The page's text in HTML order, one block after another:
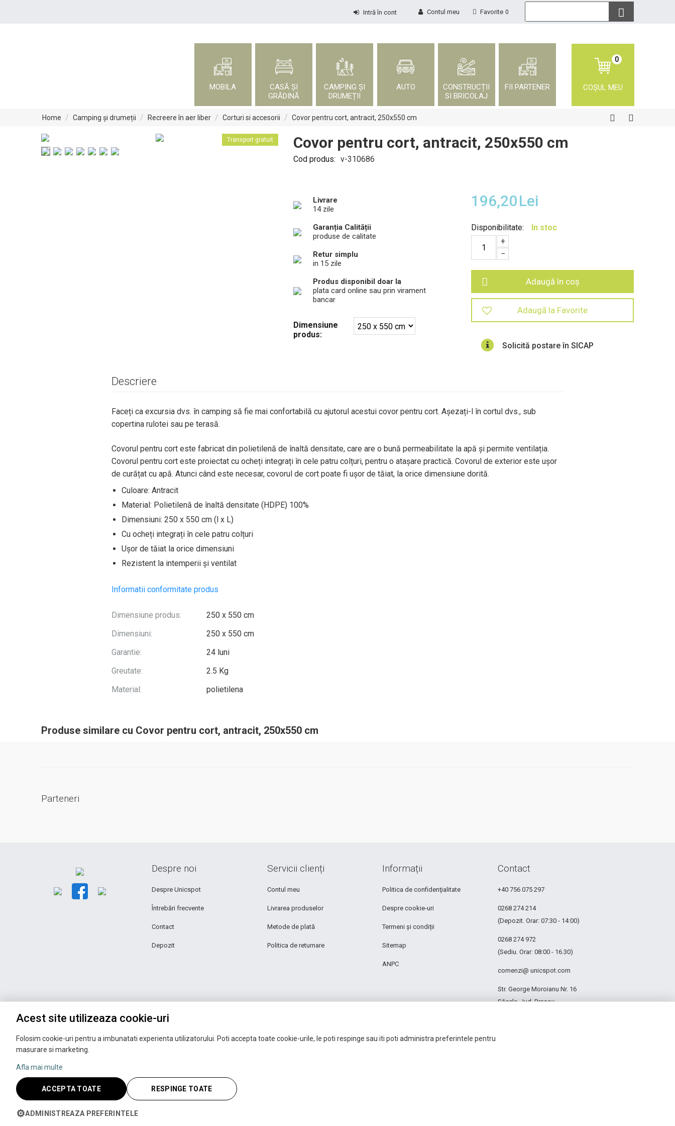
Favorite 0
Contul meu
Intră în cont
MOBILA
CASĂ ȘI
GRĂDINĂ
CAMPING ȘI
DRUMEȚII
AUTO
CONSTRUCȚII
SI BRICOLAJ
FII PARTENER
0
COȘUL MEU
Home / Camping și drumeții / Recreere în aer liber / Corturi si accesorii / Covor pentru cort, antracit, 250x550 cm
Transport gratuit Covor pentru cort, antracit, 250x550 cm
Cod produs: v-310686
Livrare
14 zile
Garanția Calității
produse de calitate
Retur simplu
in 15 zile
Produs disponibil doar la
plata card online sau prin virament
bancar
Dimensiune
produs:
196,20Lei
Disponibilitate:
In stoc
+
−
Adaugă în coș
Adaugă la Favorite
Solicită postare în SICAP
Descriere
Faceți ca excursia dvs. în camping să fie mai confortabilă cu ajutorul acestui covor pentru cort. Așezați-l în cortul dvs., sub
copertina rulotei sau pe terasă.
Covorul pentru cort este fabricat din polietilenă de înaltă densitate, care are o bună permeabilitate la apă și permite ventilația.
Covorul pentru cort este proiectat cu ocheți integrați în cele patru colțuri, pentru o atașare practică. Covorul de exterior este ușor
de curățat cu apă. Atunci când este necesar, covorul de cort poate fi ușor de tăiat, la orice dimensiune dorită.
Culoare: Antracit
Material: Polietilenă de înaltă densitate (HDPE) 100%
Dimensiuni: 250 x 550 cm (l x L)
Cu ocheți integrați în cele patru colțuri
Ușor de tăiat la orice dimensiuni
Rezistent la intemperii și ventilat
Informatii conformitate produs
Dimensiune produs:
250 x 550 cm
Dimensiuni:
250 x 550 cm
Garantie:
24 luni
Greutate:
2.5 Kg
Material:
polietilena
Produse similare cu Covor pentru cort, antracit, 250x550 cm
Parteneri
Despre noi
Despre Unicspot
Întrebări frecvente
Contact
Depozit
Servicii clienți
Contul meu
Livrarea produselor
Metode de plată
Politica de returnare
Informații
Politica de confidenţialitate
Despre cookie-uri
Termeni și condiții
Sitemap
ANPC
Contact
+40 756 075 297
0268 274 214
(Depozit. Orar: 07:30 - 14:00)
0268 274 972
(Sediu. Orar: 08:00 - 16.30)
comenzi@ unicspot.com
Str. George Moroianu Nr. 16
Săcele, Jud. Brașov
Copyright © 2026 UNIC SPOT RO S.R.L.
Acest site utilizeaza cookie-uri
Folosim cookie-uri pentru a imbunatati experienta utilizatorului. Poti accepta toate cookie-urile, le poti respinge sau iti poti administra preferintele pentru
masurare si marketing.
Afla mai multe
ACCEPTA TOATE RESPINGE TOATE
⚙ADMINISTREAZA PREFERINTELE